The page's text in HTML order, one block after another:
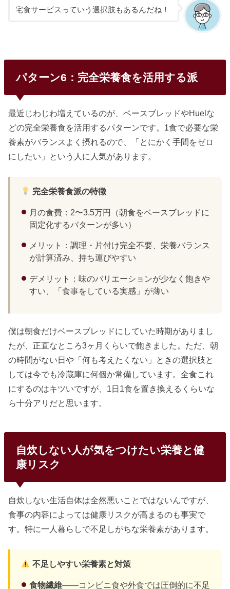
宅食サービスっていう選択肢もあるんだね！
パターン6：完全栄養食を活用する派
最近じわじわ増えているのが、ベースブレッドやHuelな
どの完全栄養食を活用するパターンです。1食で必要な栄
養素がバランスよく摂れるので、「とにかく手間をゼロ
にしたい」という人に人気があります。
完全栄養食派の特徴
月の食費：2〜3.5万円（朝食をベースブレッドに
固定化するパターンが多い）
メリット：調理・片付け完全不要、栄養バランス
が計算済み、持ち運びやすい
デメリット：味のバリエーションが少なく飽きや
すい、「食事をしている実感」が薄い
僕は朝食だけベースブレッドにしていた時期がありまし
たが、正直なところ3ヶ月くらいで飽きました。ただ、朝
の時間がない日や「何も考えたくない」ときの選択肢と
しては今でも冷蔵庫に何個か常備しています。全食これ
にするのはキツいですが、1日1食を置き換えるくらいな
ら十分アリだと思います。
自炊しない人が気をつけたい栄養と健
康リスク
自炊しない生活自体は全然悪いことではないんですが、
食事の内容によっては健康リスクが高まるのも事実で
す。特に一人暮らしで不足しがちな栄養素があります。
不足しやすい栄養素と対策
食物繊維——コンビニ食や外食では圧倒的に不足